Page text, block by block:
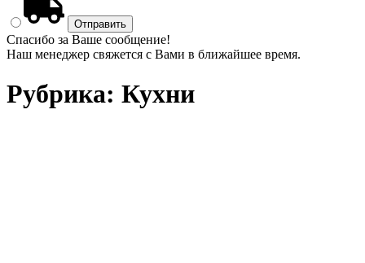
Спасибо за Ваше сообщение!
Наш менеджер свяжется с Вами в ближайшее время.
Рубрика: Кухни